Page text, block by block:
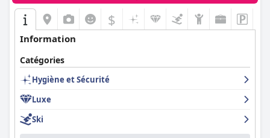
$
Information
Catégories
Hygiène et Sécurité
Luxe
Ski